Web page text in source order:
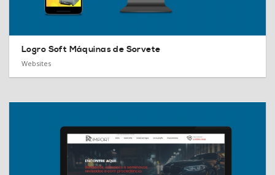
Logro Soft Máquinas de Sorvete
Websites